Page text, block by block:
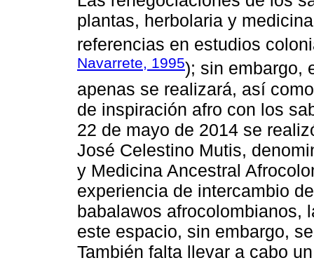
plantas, herbolaria y
referencias en estudios
Navarrete, 1995); sin embargo,
apenas se realizará, así
de inspiración afro con los
22 de mayo de 2014 se
José Celestino Mutis,
y Medicina Ancestral
experiencia de intercambio
babalawos afrocolombianos,
este espacio, sin embargo,
También falta llevar a cabo